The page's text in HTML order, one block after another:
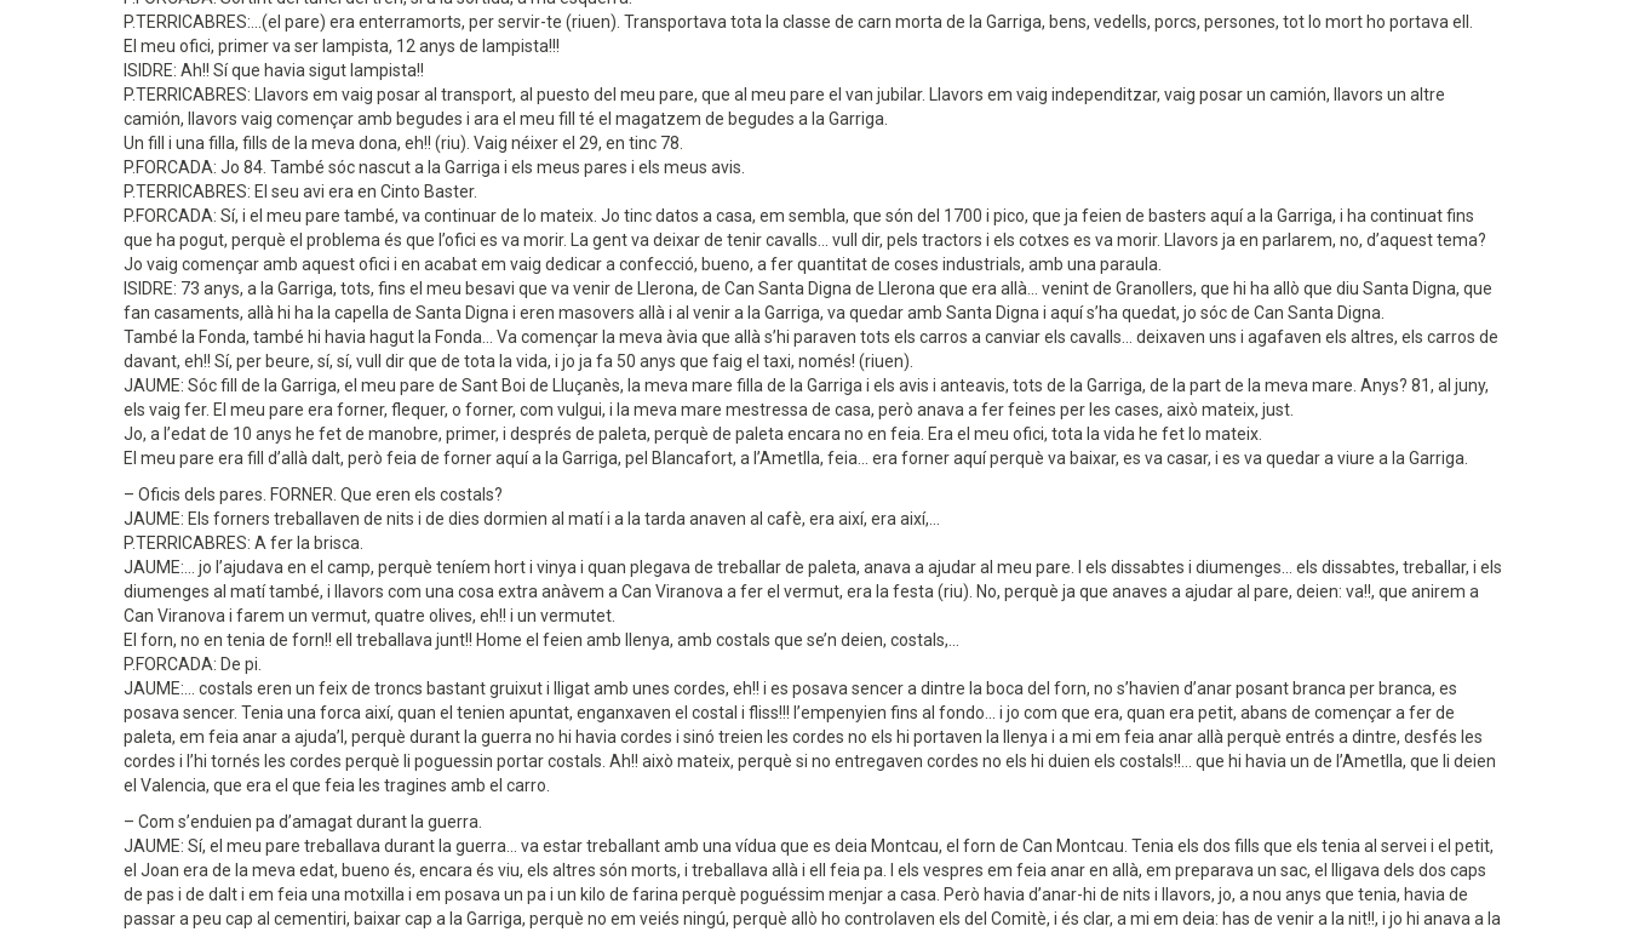
P.TERRICABRES:...(el pare) era enterramorts, per servir-te (riuen). Transportava tota la classe de carn morta de la Garriga, bens, vedells, porcs, persones, tot lo mort ho portava ell.
El meu ofici, primer va ser lampista, 12 anys de lampista!!!
ISIDRE: Ah!! Sí que havia sigut lampista!!
P.TERRICABRES: Llavors em vaig posar al transport, al puesto del meu pare, que al meu pare el van jubilar. Llavors em vaig independitzar, vaig posar un camión, llavors un altre
camión, llavors vaig començar amb begudes i ara el meu fill té el magatzem de begudes a la Garriga.
Un fill i una filla, fills de la meva dona, eh!! (riu). Vaig néixer el 29, en tinc 78.
P.FORCADA: Jo 84. També sóc nascut a la Garriga i els meus pares i els meus avis.
P.TERRICABRES: El seu avi era en Cinto Baster.
P.FORCADA: Sí, i el meu pare també, va continuar de lo mateix. Jo tinc datos a casa, em sembla, que són del 1700 i pico, que ja feien de basters aquí a la Garriga, i ha continuat fins
que ha pogut, perquè el problema és que l’ofici es va morir. La gent va deixar de tenir cavalls... vull dir, pels tractors i els cotxes es va morir. Llavors ja en parlarem, no, d’aquest tema?
Jo vaig començar amb aquest ofici i en acabat em vaig dedicar a confecció, bueno, a fer quantitat de coses industrials, amb una paraula.
ISIDRE: 73 anys, a la Garriga, tots, fins el meu besavi que va venir de Llerona, de Can Santa Digna de Llerona que era allà... venint de Granollers, que hi ha allò que diu Santa Digna, que
fan casaments, allà hi ha la capella de Santa Digna i eren masovers allà i al venir a la Garriga, va quedar amb Santa Digna i aquí s’ha quedat, jo sóc de Can Santa Digna.
També la Fonda, també hi havia hagut la Fonda... Va començar la meva àvia que allà s’hi paraven tots els carros a canviar els cavalls... deixaven uns i agafaven els altres, els carros de
davant, eh!! Sí, per beure, sí, sí, vull dir que de tota la vida, i jo ja fa 50 anys que faig el taxi, només! (riuen).
JAUME: Sóc fill de la Garriga, el meu pare de Sant Boi de Lluçanès, la meva mare filla de la Garriga i els avis i anteavis, tots de la Garriga, de la part de la meva mare. Anys? 81, al juny,
els vaig fer. El meu pare era forner, flequer, o forner, com vulgui, i la meva mare mestressa de casa, però anava a fer feines per les cases, això mateix, just.
Jo, a l’edat de 10 anys he fet de manobre, primer, i després de paleta, perquè de paleta encara no en feia. Era el meu ofici, tota la vida he fet lo mateix.
El meu pare era fill d’allà dalt, però feia de forner aquí a la Garriga, pel Blancafort, a l’Ametlla, feia... era forner aquí perquè va baixar, es va casar, i es va quedar a viure a la Garriga.
– Oficis dels pares. FORNER. Que eren els costals?
JAUME: Els forners treballaven de nits i de dies dormien al matí i a la tarda anaven al cafè, era així, era així,...
P.TERRICABRES: A fer la brisca.
JAUME:... jo l’ajudava en el camp, perquè teníem hort i vinya i quan plegava de treballar de paleta, anava a ajudar al meu pare. I els dissabtes i diumenges... els dissabtes, treballar, i els
diumenges al matí també, i llavors com una cosa extra anàvem a Can Viranova a fer el vermut, era la festa (riu). No, perquè ja que anaves a ajudar al pare, deien: va!!, que anirem a
Can Viranova i farem un vermut, quatre olives, eh!! i un vermutet.
El forn, no en tenia de forn!! ell treballava junt!! Home el feien amb llenya, amb costals que se’n deien, costals,...
P.FORCADA: De pi.
JAUME:... costals eren un feix de troncs bastant gruixut i lligat amb unes cordes, eh!! i es posava sencer a dintre la boca del forn, no s’havien d’anar posant branca per branca, es
posava sencer. Tenia una forca així, quan el tenien apuntat, enganxaven el costal i fliss!!! l’empenyien fins al fondo... i jo com que era, quan era petit, abans de començar a fer de
paleta, em feia anar a ajuda’l, perquè durant la guerra no hi havia cordes i sinó treien les cordes no els hi portaven la llenya i a mi em feia anar allà perquè entrés a dintre, desfés les
cordes i l’hi tornés les cordes perquè li poguessin portar costals. Ah!! això mateix, perquè si no entregaven cordes no els hi duien els costals!!... que hi havia un de l’Ametlla, que li deien
el Valencia, que era el que feia les tragines amb el carro.
– Com s’enduien pa d’amagat durant la guerra.
JAUME: Sí, el meu pare treballava durant la guerra... va estar treballant amb una vídua que es deia Montcau, el forn de Can Montcau. Tenia els dos fills que els tenia al servei i el petit,
el Joan era de la meva edat, bueno és, encara és viu, els altres són morts, i treballava allà i ell feia pa. I els vespres em feia anar en allà, em preparava un sac, el lligava dels dos caps
de pas i de dalt i em feia una motxilla i em posava un pa i un kilo de farina perquè poguéssim menjar a casa. Però havia d’anar-hi de nits i llavors, jo, a nou anys que tenia, havia de
passar a peu cap al cementiri, baixar cap a la Garriga, perquè no em veiés ningú, perquè allò ho controlaven els del Comitè, i és clar, a mi em deia: has de venir a la nit!!, i jo hi anava a la